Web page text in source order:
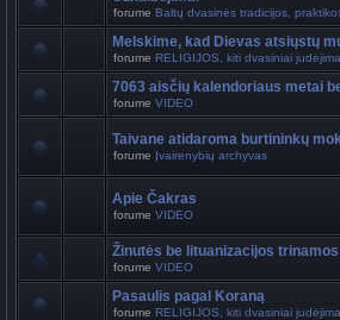
forume Baltų dvasinės tradicijos,
Melskime, kad Dievas atsiųstų
forume RELIGIJOS, kiti dvasiniai
7063 aisčių kalendoriaus metai
forume VIDEO
Taivane atidaroma burtininkų
forume Įvairenybių archyvas
Apie Čakras
forume VIDEO
Žinutės be lituanizacijos
forume VIDEO
Pasaulis pagal Koraną
forume RELIGIJOS, kiti dvasiniai